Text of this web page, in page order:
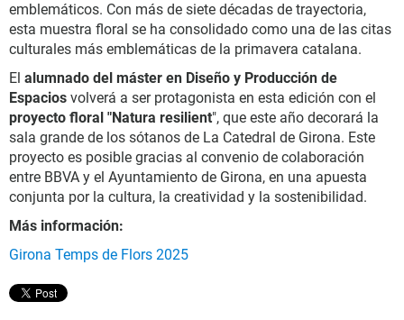
emblemáticos. Con más de siete décadas de trayectoria,
esta muestra floral se ha consolidado como una de las citas
culturales más emblemáticas de la primavera catalana.
El alumnado del máster en Diseño y Producción de
Espacios volverá a ser protagonista en esta edición con el
proyecto floral "Natura resilient", que este año decorará la
sala grande de los sótanos de La Catedral de Girona. Este
proyecto es posible gracias al convenio de colaboración
entre BBVA y el Ayuntamiento de Girona, en una apuesta
conjunta por la cultura, la creatividad y la sostenibilidad.
Más información:
Girona Temps de Flors 2025